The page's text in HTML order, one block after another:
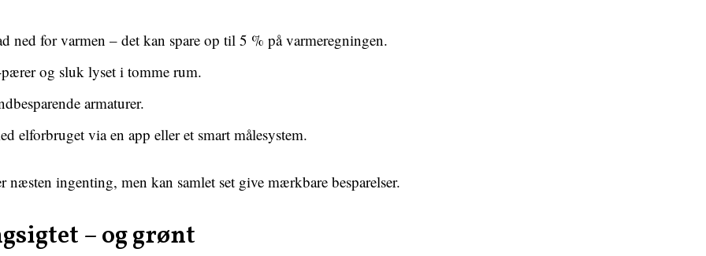
ned for varmen – det kan spare op til 5 % på varmeregningen.
og sluk lyset i tomme rum.
armaturer.
elforbruget via en app eller et smart målesystem.
næsten ingenting, men kan samlet set give mærkbare besparelser.
– og grønt